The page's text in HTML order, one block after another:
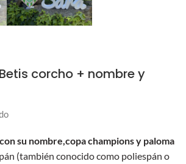
corcho + nombre y
su nombre,copa champions y paloma
(también conocido como poliespán o